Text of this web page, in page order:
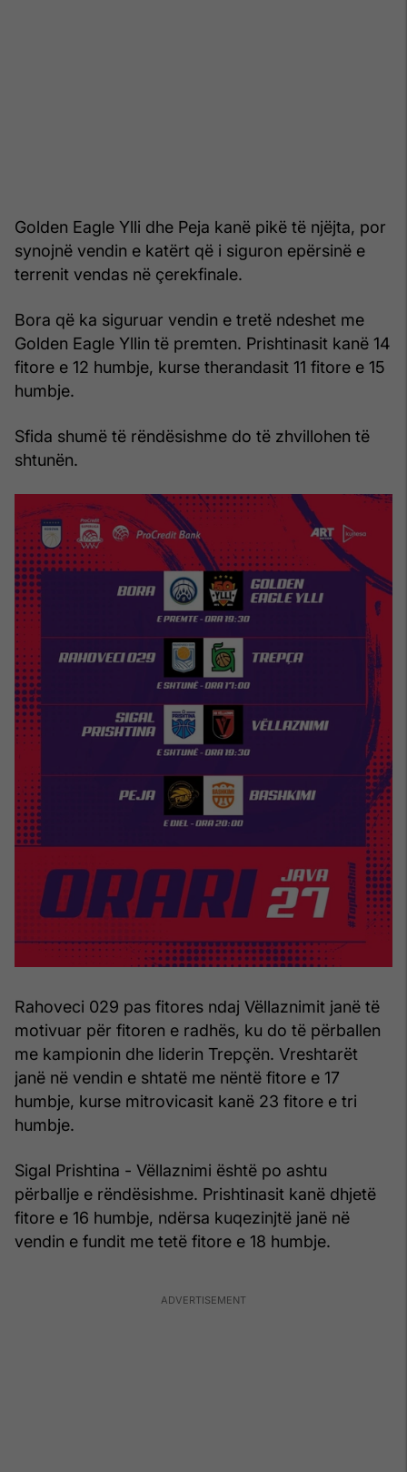
Golden Eagle Ylli dhe Peja kanë pikë të njëjta, por
synojnë vendin e katërt që i siguron epërsinë e
terrenit vendas në çerekfinale.
Bora që ka siguruar vendin e tretë ndeshet me
Golden Eagle Yllin të premten. Prishtinasit kanë 14
fitore e 12 humbje, kurse therandasit 11 fitore e 15
humbje.
Sfida shumë të rëndësishme do të zhvillohen të
shtunën.
Rahoveci 029 pas fitores ndaj Vëllaznimit janë të
motivuar për fitoren e radhës, ku do të përballen
me kampionin dhe liderin Trepçën. Vreshtarët
janë në vendin e shtatë me nëntë fitore e 17
humbje, kurse mitrovicasit kanë 23 fitore e tri
humbje.
Sigal Prishtina - Vëllaznimi është po ashtu
përballje e rëndësishme. Prishtinasit kanë dhjetë
fitore e 16 humbje, ndërsa kuqezinjtë janë në
vendin e fundit me tetë fitore e 18 humbje.